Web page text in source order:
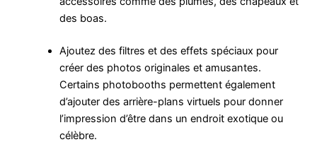
des boas.
Ajoutez des filtres et des effets spéciaux pour
créer des photos originales et amusantes.
Certains photobooths permettent également
d’ajouter des arrière-plans virtuels pour donner
l’impression d’être dans un endroit exotique ou
célèbre.